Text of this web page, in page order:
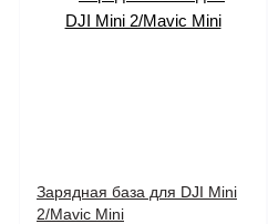
Зарядная база для DJI Mini
2/Mavic Mini